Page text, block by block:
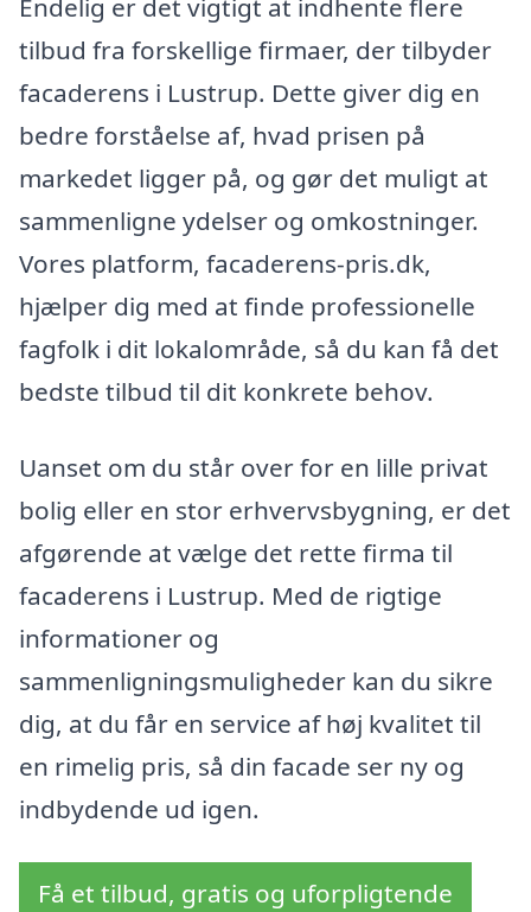
Endelig er det vigtigt at indhente flere
tilbud fra forskellige firmaer, der tilbyder
facaderens i Lustrup. Dette giver dig en
bedre forståelse af, hvad prisen på
markedet ligger på, og gør det muligt at
sammenligne ydelser og omkostninger.
Vores platform, facaderens-pris.dk,
hjælper dig med at finde professionelle
fagfolk i dit lokalområde, så du kan få det
bedste tilbud til dit konkrete behov.
Uanset om du står over for en lille privat
bolig eller en stor erhvervsbygning, er det
afgørende at vælge det rette firma til
facaderens i Lustrup. Med de rigtige
informationer og
sammenligningsmuligheder kan du sikre
dig, at du får en service af høj kvalitet til
en rimelig pris, så din facade ser ny og
indbydende ud igen.
Få et tilbud, gratis og uforpligtende